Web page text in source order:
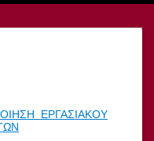
ΕΡΓΑΣΙΑΚΟΥ